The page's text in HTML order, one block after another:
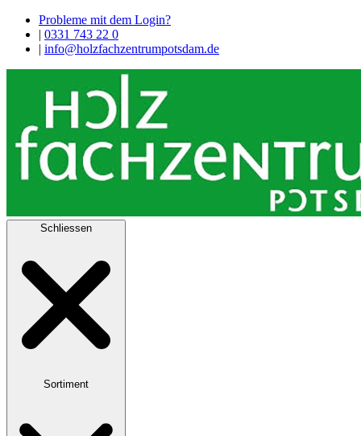
Probleme mit dem Login?
| 0331 743 22 0
| info@holzfachzentrumpotsdam.de
Schliessen
Sortiment